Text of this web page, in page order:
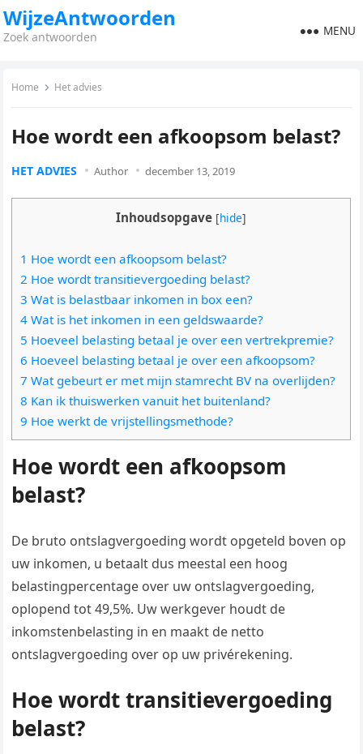
WijzeAntwoorden
Zoek antwoorden MENU
Home Het advies
Hoe wordt een afkoopsom belast?
HET ADVIES Author december 13, 2019
Inhoudsopgave [hide]
1 Hoe wordt een afkoopsom belast?
2 Hoe wordt transitievergoeding belast?
3 Wat is belastbaar inkomen in box een?
4 Wat is het inkomen in een geldswaarde?
5 Hoeveel belasting betaal je over een vertrekpremie?
6 Hoeveel belasting betaal je over een afkoopsom?
7 Wat gebeurt er met mijn stamrecht BV na overlijden?
8 Kan ik thuiswerken vanuit het buitenland?
9 Hoe werkt de vrijstellingsmethode?
Hoe wordt een afkoopsom
belast?
De bruto ontslagvergoeding wordt opgeteld boven op
uw inkomen, u betaalt dus meestal een hoog
belastingpercentage over uw ontslagvergoeding,
oplopend tot 49,5%. Uw werkgever houdt de
inkomstenbelasting in en maakt de netto
ontslagvergoeding over op uw privérekening.
Hoe wordt transitievergoeding
belast?